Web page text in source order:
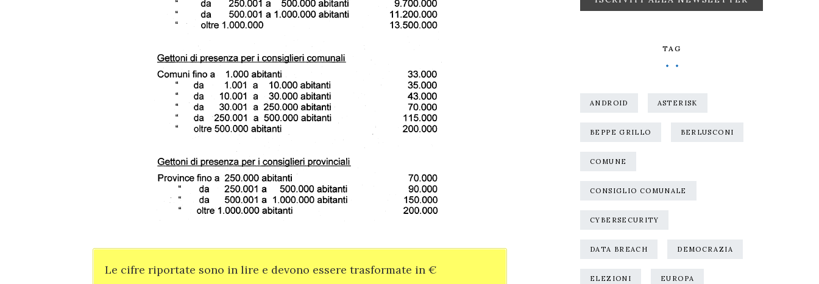
Le cifre riportate sono in lire e devono essere trasformate in €
TAG
ANDROID ASTERISK
BEPPE GRILLO BERLUSCONI
COMUNE
CONSIGLIO COMUNALE
CYBERSECURITY
DATA BREACH DEMOCRAZIA
ELEZIONI EUROPA